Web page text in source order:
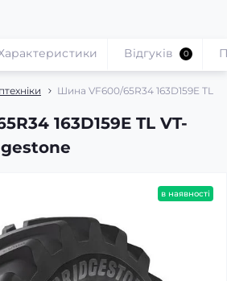
Шина VF600/65R34 163D159E TL
163D159E TL VT-
Відгуків 0
в наявності